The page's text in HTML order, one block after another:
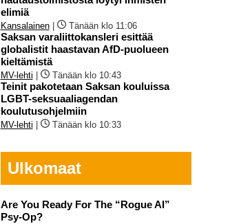
elimiä
Kansalainen| Tänään klo 11:06
Saksan varaliittokansleri esittää
globalistit haastavan AfD-puolueen
kieltämistä
MV-lehti Tänään klo 10:43
Teinit pakotetaan Saksan kouluissa
LGBT-seksuaaliagendan
koulutusohjelmiin
MV-lehti Tänään klo 10:33
Ulkomaat
Are You Ready For The “Rogue AI”
Psy-Op?